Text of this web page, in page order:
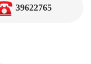
39622765